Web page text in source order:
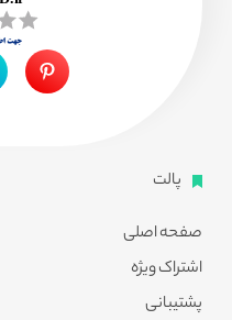
پالت
صفحه اصلی
اشتراک ویژه
پشتیبانی